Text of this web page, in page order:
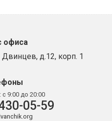
офиса
д.12, корп. 1
с 9:00 до 20:00
05-59